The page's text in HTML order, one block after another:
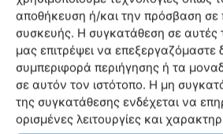
αποθήκευση ή/και την πρόσβαση σε
συσκευής. Η συγκατάθεση σε αυτές
μας επιτρέψει να
συμπεριφορά περιήγησης ή τα
σε αυτόν τον ιστότοπο. Η μη
της συγκατάθεσης ενδέχεται να
ορισμένες λειτουργίες και